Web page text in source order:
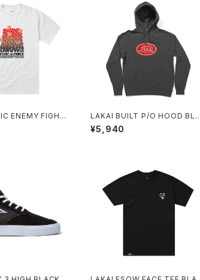
ENEMY FIGHT
SS TEE WHITE
LAKAI BUILT P/O HOOD BLA
CK PIGMENT DYE
¥5,940